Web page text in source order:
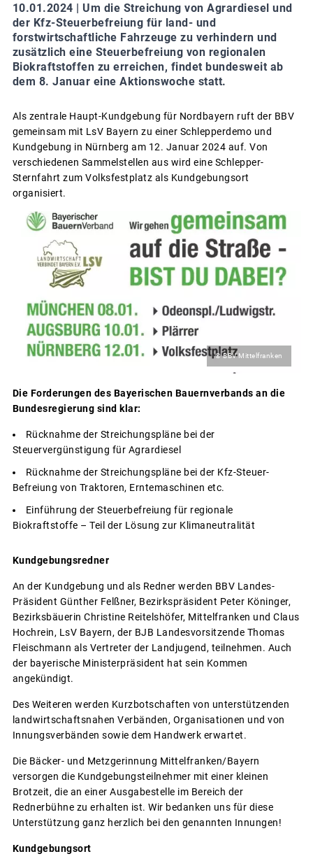
10.01.2024 | Um die Streichung von Agrardiesel und
der Kfz-Steuerbefreiung für land- und
forstwirtschaftliche Fahrzeuge zu verhindern und
zusätzlich eine Steuerbefreiung von regionalen
Biokraftstoffen zu erreichen, findet bundesweit ab
dem 8. Januar eine Aktionswoche statt.
Als zentrale Haupt-Kundgebung für Nordbayern ruft der BBV
gemeinsam mit LsV Bayern zu einer Schlepperdemo und
Kundgebung in Nürnberg am 12. Januar 2024 auf. Von
verschiedenen Sammelstellen aus wird eine Schlepper-
Sternfahrt zum Volksfestplatz als Kundgebungsort
organisiert.
© BBV Mittelfranken
Die Forderungen des Bayerischen Bauernverbands an die
Bundesregierung sind klar:
Rücknahme der Streichungspläne bei der
Steuervergünstigung für Agrardiesel
Rücknahme der Streichungspläne bei der Kfz-Steuer-
Befreiung von Traktoren, Erntemaschinen etc.
Einführung der Steuerbefreiung für regionale
Biokraftstoffe – Teil der Lösung zur Klimaneutralität
Kundgebungsredner
An der Kundgebung und als Redner werden BBV Landes-
Präsident Günther Felßner, Bezirkspräsident Peter Köninger,
Bezirksbäuerin Christine Reitelshöfer, Mittelfranken und Claus
Hochrein, LsV Bayern, der BJB Landesvorsitzende Thomas
Fleischmann als Vertreter der Landjugend, teilnehmen. Auch
der bayerische Ministerpräsident hat sein Kommen
angekündigt.
Des Weiteren werden Kurzbotschaften von unterstützenden
landwirtschaftsnahen Verbänden, Organisationen und von
Innungsverbänden sowie dem Handwerk erwartet.
Die Bäcker- und Metzgerinnung Mittelfranken/Bayern
versorgen die Kundgebungsteilnehmer mit einer kleinen
Brotzeit, die an einer Ausgabestelle im Bereich der
Rednerbühne zu erhalten ist. Wir bedanken uns für diese
Unterstützung ganz herzlich bei den genannten Innungen!
Kundgebungsort